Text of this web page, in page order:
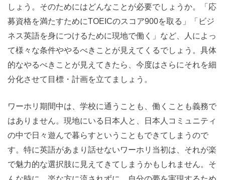
しょう。そのためにはどんなことが必要でしょうか。「応
募資格を満たすためにTOEICのスコア900を取る」「ビジ
ネス英語を身につけるために現地で働く」など、人によっ
て様々な条件ややるべきことが見えてくるでしょう。具体
的なやるべきことが見えてきたら、今度はさらにそれを細
分化させて目標・計画を立てましょう。
ワーホリ期間中は、学校に通うことも、働くことも義務で
はありません。現地にいる日本人と、日本人コミュニティ
の中で日々遊んで暮らすということもできてしまうので
す。特に英語があまり話せないワーホリ当初は、それが楽
で魅力的な選択肢に見えてきてしまうかもしれません。そ